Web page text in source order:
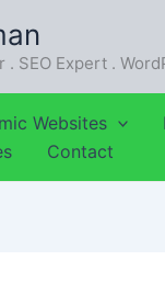
SEO Expert .
Websites
Contact